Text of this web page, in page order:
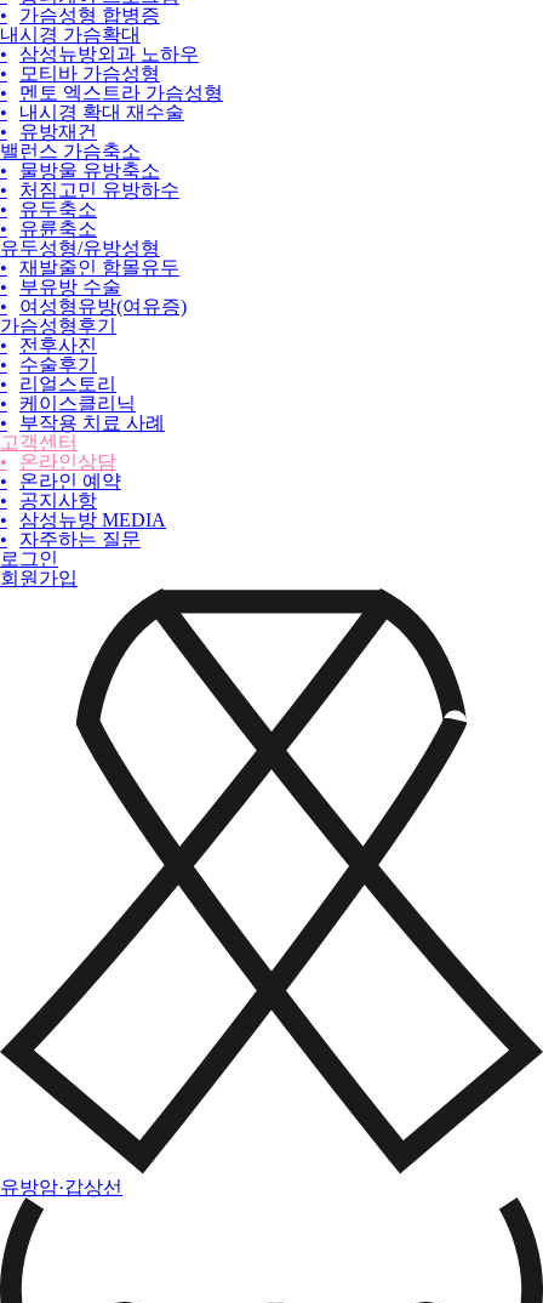
•
가슴성형 합병증
내시경 가슴확대
•
삼성뉴방외과 노하우
•
모티바 가슴성형
•
멘토 엑스트라 가슴성형
•
내시경 확대 재수술
•
유방재건
밸런스 가슴축소
•
물방울 유방축소
•
처짐고민 유방하수
•
유두축소
•
유륜축소
유두성형/유방성형
•
재발줄인 함몰유두
•
부유방 수술
•
여성형유방(여유증)
가슴성형후기
•
전후사진
•
수술후기
•
리얼스토리
•
케이스클리닉
•
부작용 치료 사례
고객센터
•
온라인상담
•
온라인 예약
•
공지사항
•
삼성뉴방 MEDIA
•
자주하는 질문
로그인
회원가입
유방암·갑상선